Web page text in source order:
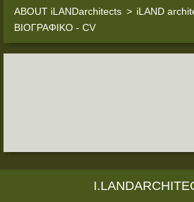
ABOUT iLANDarchitects > iLAND
ΒΙΟΓΡΑΦΙΚΟ - CV